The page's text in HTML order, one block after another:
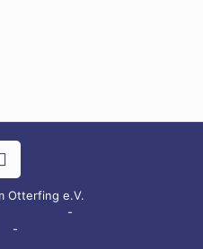
Otterfing e.V.
-
-